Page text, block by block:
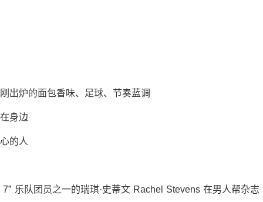
炉的面包香味、足球、节奏蓝调
身边
的人
队团员之一的瑞琪·史蒂文 Rachel Stevens 在男人帮杂志